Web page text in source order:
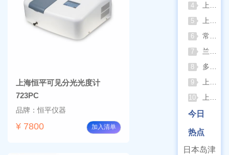
上海恒平可见分光光度计
723PC
品牌：恒平仪器
¥ 7800 加入清单
4 上海一恒恒温振荡器全新控温升级技术介绍
5 上海精宏2026年最新动态：触控升级与低温干燥新方案落地
6 常熟双杰2026年8月动态：以产品迭代与资质沉淀夯实实验室设备合规根基
7 兰格恒流泵2026年8月动态：以专利落地与合规升级筑牢精密流体传输根基
8 多水样批量检测场景下 水质仪器提升作业效率的实践思路
9 上海棱光752Pro紫外可见分光光度计核心优势与适用场景解析
10 上海亚荣旋蒸+真空泵一站式实验室配套方案
今日
热点
日本岛津